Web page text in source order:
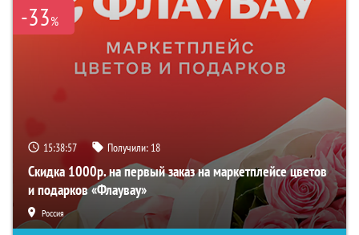
-33%
15:38:56 Получили: 18
Скидка 1000р. на первый заказ на маркетплейсе цветов
и подарков «Флаувау»
Россия